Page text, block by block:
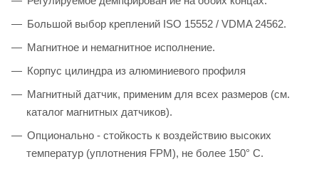
Большой выбор креплений ISO 15552 / VDMA 24562.
Магнитное и немагнитное исполнение.
Корпус цилиндра из алюминиевого профиля
Магнитный датчик, применим для всех размеров (см.
каталог магнитных датчиков).
Опционально - стойкость к воздействию высоких
температур (уплотнения FPM), не более 150° C.